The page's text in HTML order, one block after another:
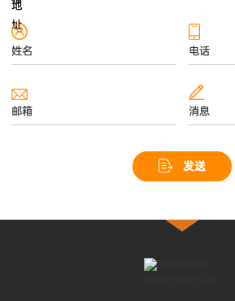
姓名 电话
邮箱 消息
发送